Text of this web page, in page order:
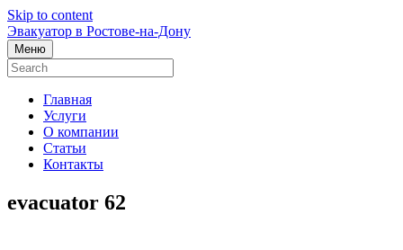
Skip to content
Эвакуатор в Ростове-на-Дону
Меню
Главная
Услуги
О компании
Статьи
Контакты
evacuator 62